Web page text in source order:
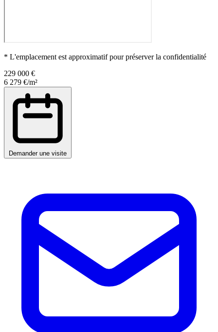
* L'emplacement est approximatif pour préserver la confidentialité
229 000 €
6 279 €/m²
Demander une visite